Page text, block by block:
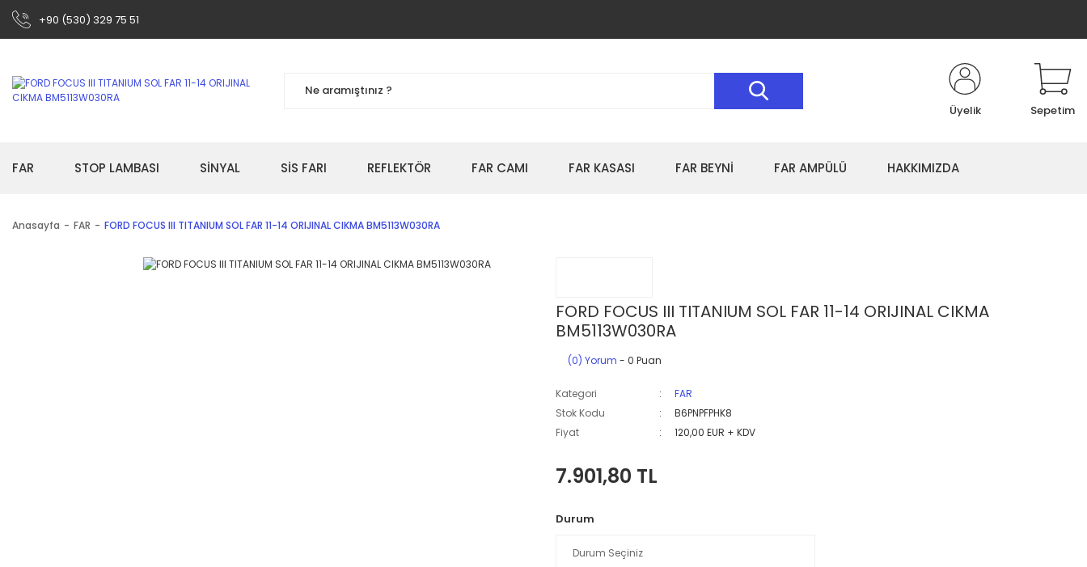
+90 (530) 329 75 51
Üyelik Sepetim
FAR STOP LAMBASI SİNYAL SİS FARI REFLEKTÖR FAR CAMI FAR KASASI FAR BEYNİ FAR AMPÜLÜ HAKKIMIZDA
Anasayfa FAR FORD FOCUS III TITANIUM SOL FAR 11-14 ORIJINAL CIKMA BM5113W030RA
FORD FOCUS III TITANIUM SOL FAR 11-14 ORIJINAL CIKMA
BM5113W030RA
(0) Yorum - 0 Puan
Kategori
FAR
Stok Kodu
B6PNPFPHK8
Fiyat
120,00 EUR + KDV
7.901,80 TL
Durum